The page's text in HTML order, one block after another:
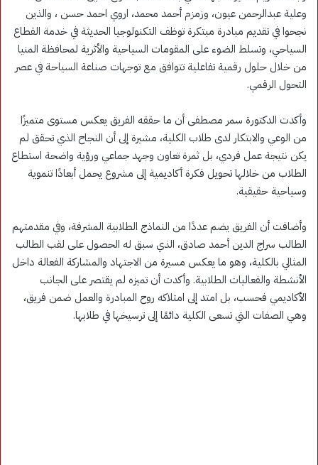
وعلية عبدالرحمن عيون، وزمزم أحمد محمد، اروي احمد حسن ، والذين
نجحوا في تقديم مبادرة مبتكرة توظف التكنولوجيا الحديثة في خدمة القطاع
السياحي، وتسلط الضوء على المقومات السياحية والأثرية لمحافظة المنيا
من خلال حلول رقمية تفاعلية تتوافق مع توجهات صناعة السياحة في عصر
التحول الرقمي.
وأكدت الدكتورة سمر مصطفى أن ما حققه الفريق يعكس مستوى متميزًا
من الوعي والابتكار لدى طلاب الكلية، مشيرة إلى أن النجاح الذي تحقق لم
يكن نتيجة عمل فردي، بل ثمرة تعاون وجهد جماعي ورؤية واضحة استطاع
الطلاب من خلالها تحويل فكرة أكاديمية إلى مشروع يحمل أبعادًا تنموية
وسياحية حقيقية.
وأضافت أن الفريق يضم عددًا من النماذج الطلابية المشرفة، وفي مقدمتهم
الطالب سراج الدين أحمد صادق، الذي سبق له الحصول على لقب الطالب
المثالي بالكلية، وهو ما يعكس مسيرة من الاجتهاد والمشاركة الفعالة داخل
الأنشطة والفعاليات الطلابية. وأكدت أن تميزه لم يقتصر على الجانب
الأكاديمي فحسب، بل امتد إلى امتلاكه روح المبادرة والعمل ضمن فريق،
وهي الصفات التي تسعى الكلية دائمًا إلى ترسيخها في طلابها.